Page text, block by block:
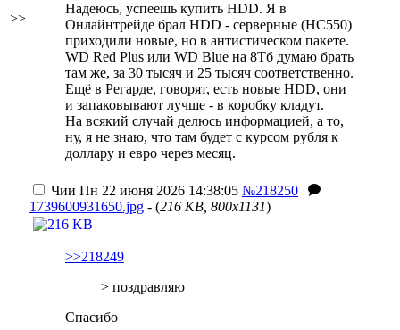
>>
Надеюсь, успеешь купить HDD. Я в
Онлайнтрейде брал HDD - серверные (HC550)
приходили новые, но в антистическом пакете.
WD Red Plus или WD Blue на 8Тб думаю брать
там же, за 30 тысяч и 25 тысяч соответственно.
Ещё в Регарде, говорят, есть новые HDD, они
и запаковывают лучше - в коробку кладут.
На всякий случай делюсь информацией, а то,
ну, я не знаю, что там будет с курсом рубля к
доллару и евро через месяц.
Чии Пн 22 июня 2026 14:38:05 №218250
1739600931650.jpg - (216 KB, 800x1131)
>>218249
> поздравляю
Спасибо